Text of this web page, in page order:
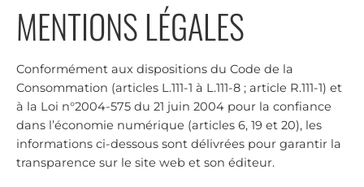
MENTIONS LÉGALES
Conformément aux dispositions du Code de la
Consommation (articles L.111-1 à L.111-8 ; article R.111-1) et
à la Loi n°2004-575 du 21 juin 2004 pour la confiance
dans l’économie numérique (articles 6, 19 et 20), les
informations ci-dessous sont délivrées pour garantir la
transparence sur le site web et son éditeur.